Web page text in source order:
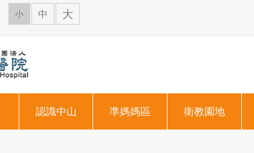
小 中 大
認識中山 準媽媽區 衛教園地